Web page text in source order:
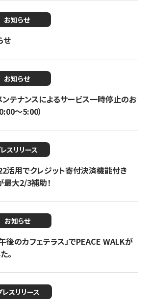
お知らせ
せ
お知らせ
ンテナンスによるサービス一時停止のお
〜5:00）
スリリース
活用でクレジット寄付決済機能付き
大2/3補助！
お知らせ
後のカフェテラス」でPEACE WALKが
。
レスリリース